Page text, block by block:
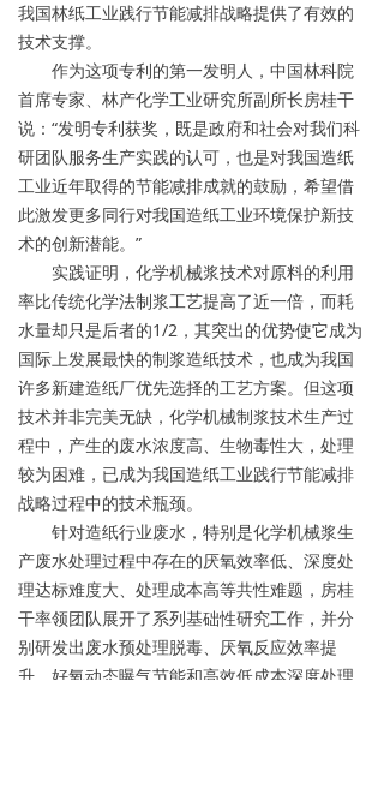
我国林纸工业践行节能减排战略提供了有效的
技术支撑。
作为这项专利的第一发明人，中国林科院
首席专家、林产化学工业研究所副所长房桂干
说：“发明专利获奖，既是政府和社会对我们科
研团队服务生产实践的认可，也是对我国造纸
工业近年取得的节能减排成就的鼓励，希望借
此激发更多同行对我国造纸工业环境保护新技
术的创新潜能。”
实践证明，化学机械浆技术对原料的利用
率比传统化学法制浆工艺提高了近一倍，而耗
水量却只是后者的1/2，其突出的优势使它成为
国际上发展最快的制浆造纸技术，也成为我国
许多新建造纸厂优先选择的工艺方案。但这项
技术并非完美无缺，化学机械制浆技术生产过
程中，产生的废水浓度高、生物毒性大，处理
较为困难，已成为我国造纸工业践行节能减排
战略过程中的技术瓶颈。
针对造纸行业废水，特别是化学机械浆生
产废水处理过程中存在的厌氧效率低、深度处
理达标难度大、处理成本高等共性难题，房桂
干率领团队展开了系列基础性研究工作，并分
别研发出废水预处理脱毒、厌氧反应效率提
升、好氧动态曝气节能和高效低成本深度处理